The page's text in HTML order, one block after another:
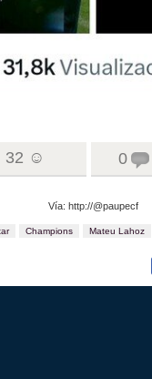
32 ☺ 0
Vía: http://@paupecf
Champions Mateu Lahoz